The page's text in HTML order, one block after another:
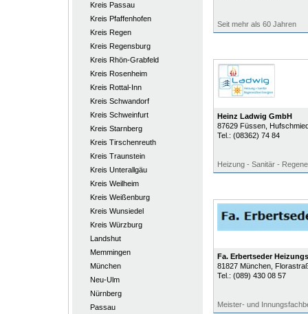
Kreis Passau
Kreis Pfaffenhofen
Kreis Regen
Kreis Regensburg
Kreis Rhön-Grabfeld
Kreis Rosenheim
Kreis Rottal-Inn
Kreis Schwandorf
Kreis Schweinfurt
Kreis Starnberg
Kreis Tirschenreuth
Kreis Traunstein
Kreis Unterallgäu
Kreis Weilheim
Kreis Weißenburg
Kreis Wunsiedel
Kreis Würzburg
Landshut
Memmingen
München
Neu-Ulm
Nürnberg
Passau
Seit mehr als 60 Jahren
Heinz Ladwig GmbH
87629 Füssen,
Tel.: (08362) 74 84
Heizung - Sanitär -
Fa. Erbertseder
81827 München,
Tel.: (089) 430 08 57
Meister- und